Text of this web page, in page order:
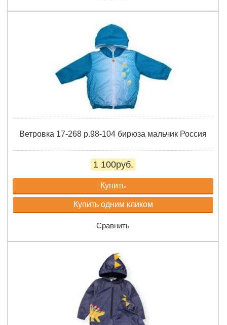
Ветровка 17-268 р.98-104 бирюза мальчик Россия
1 100руб.
Купить
Купить одним кликом
Сравнить